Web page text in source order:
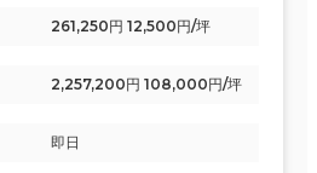
261,250円 12,500円/坪
2,257,200円 108,000円/坪
即日